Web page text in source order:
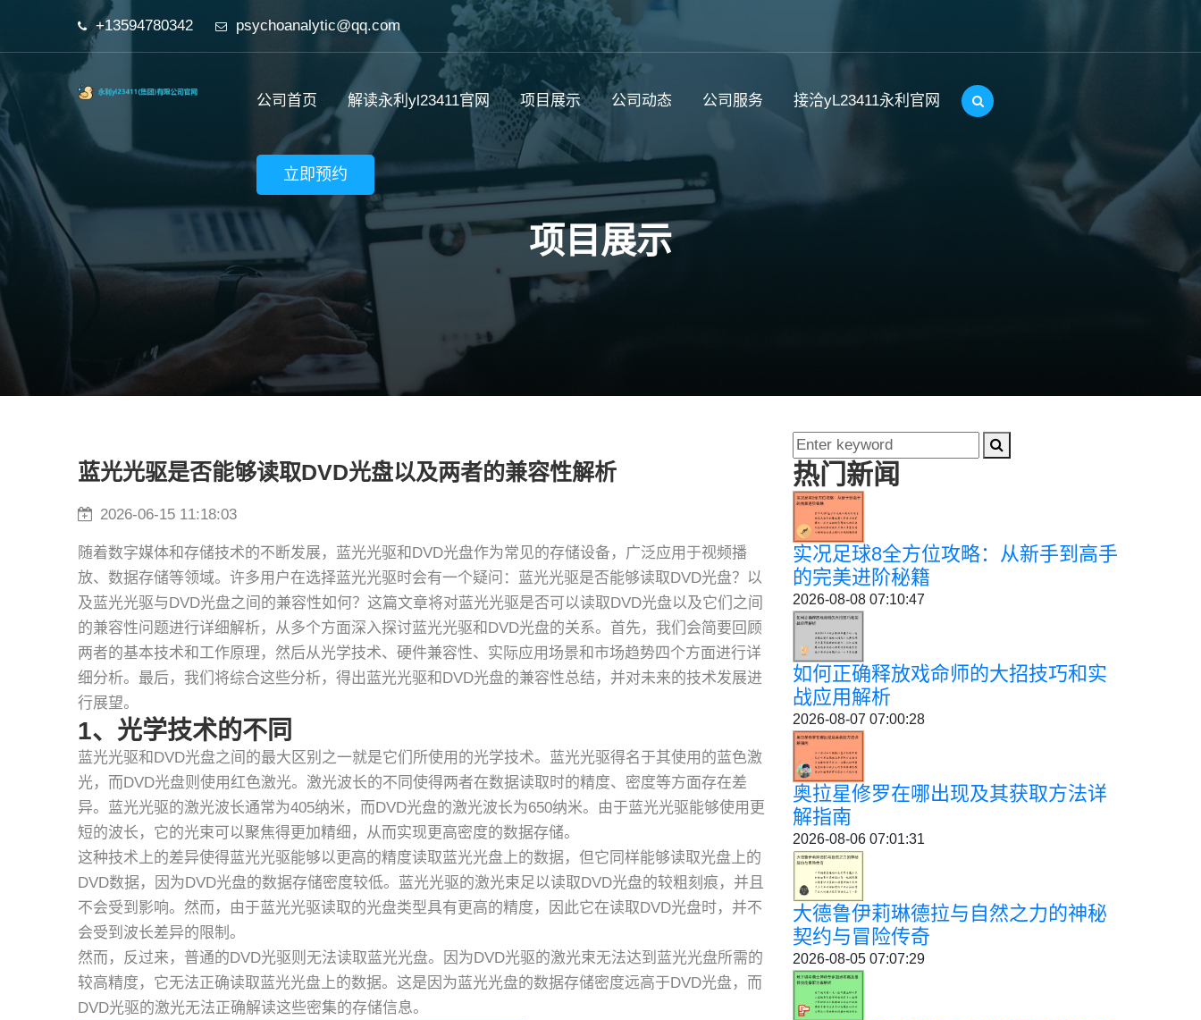
+13594780342 psychoanalytic@qq.com
公司首页 解读永利yl23411官网 项目展示 公司动态 公司服务 接洽yL23411永利官网
立即预约
项目展示
蓝光光驱是否能够读取DVD光盘以及两者的兼容性解析
2026-06-15 11:18:03
随着数字媒体和存储技术的不断发展，蓝光光驱和DVD光盘作为常见的存储设备，广泛应用于视频播
放、数据存储等领域。许多用户在选择蓝光光驱时会有一个疑问：蓝光光驱是否能够读取DVD光盘？以
及蓝光光驱与DVD光盘之间的兼容性如何？这篇文章将对蓝光光驱是否可以读取DVD光盘以及它们之间
的兼容性问题进行详细解析，从多个方面深入探讨蓝光光驱和DVD光盘的关系。首先，我们会简要回顾
两者的基本技术和工作原理，然后从光学技术、硬件兼容性、实际应用场景和市场趋势四个方面进行详
细分析。最后，我们将综合这些分析，得出蓝光光驱和DVD光盘的兼容性总结，并对未来的技术发展进
行展望。
1、光学技术的不同
蓝光光驱和DVD光盘之间的最大区别之一就是它们所使用的光学技术。蓝光光驱得名于其使用的蓝色激
光，而DVD光盘则使用红色激光。激光波长的不同使得两者在数据读取时的精度、密度等方面存在差
异。蓝光光驱的激光波长通常为405纳米，而DVD光盘的激光波长为650纳米。由于蓝光光驱能够使用更
短的波长，它的光束可以聚焦得更加精细，从而实现更高密度的数据存储。
这种技术上的差异使得蓝光光驱能够以更高的精度读取蓝光光盘上的数据，但它同样能够读取光盘上的
DVD数据，因为DVD光盘的数据存储密度较低。蓝光光驱的激光束足以读取DVD光盘的较粗刻痕，并且
不会受到影响。然而，由于蓝光光驱读取的光盘类型具有更高的精度，因此它在读取DVD光盘时，并不
会受到波长差异的限制。
然而，反过来，普通的DVD光驱则无法读取蓝光光盘。因为DVD光驱的激光束无法达到蓝光光盘所需的
较高精度，它无法正确读取蓝光光盘上的数据。这是因为蓝光光盘的数据存储密度远高于DVD光盘，而
DVD光驱的激光无法正确解读这些密集的存储信息。
热门新闻
实况足球8全方位攻略：从新手到高手
的完美进阶秘籍
2026-08-08 07:10:47
如何正确释放戏命师的大招技巧和实
战应用解析
2026-08-07 07:00:28
奥拉星修罗在哪出现及其获取方法详
解指南
2026-08-06 07:01:31
大德鲁伊莉琳德拉与自然之力的神秘
契约与冒险传奇
2026-08-05 07:07:29